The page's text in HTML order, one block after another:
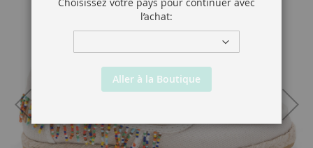
l’achat:
Aller à la Boutique